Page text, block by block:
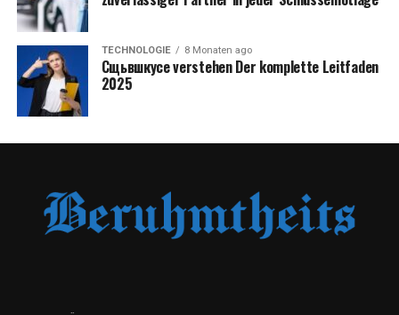
TECHNOLOGIE 8 Monaten ago
Сщьвшкусе verstehen Der komplette Leitfaden
2025